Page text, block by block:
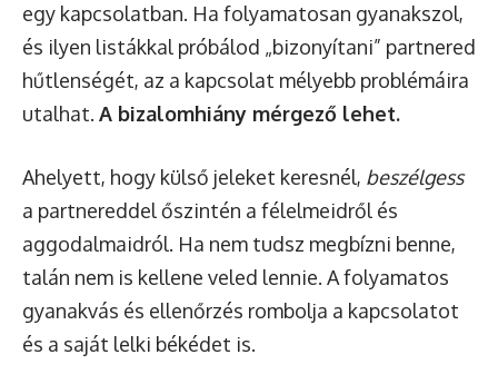
egy kapcsolatban. Ha folyamatosan gyanakszol,
és ilyen listákkal próbálod „bizonyítani” partnered
hűtlenségét, az a kapcsolat mélyebb problémáira
utalhat. A bizalomhiány mérgező lehet.
Ahelyett, hogy külső jeleket keresnél, beszélgess
a partnereddel őszintén a félelmeidről és
aggodalmaidról. Ha nem tudsz megbízni benne,
talán nem is kellene veled lennie. A folyamatos
gyanakvás és ellenőrzés rombolja a kapcsolatot
és a saját lelki békédet is.